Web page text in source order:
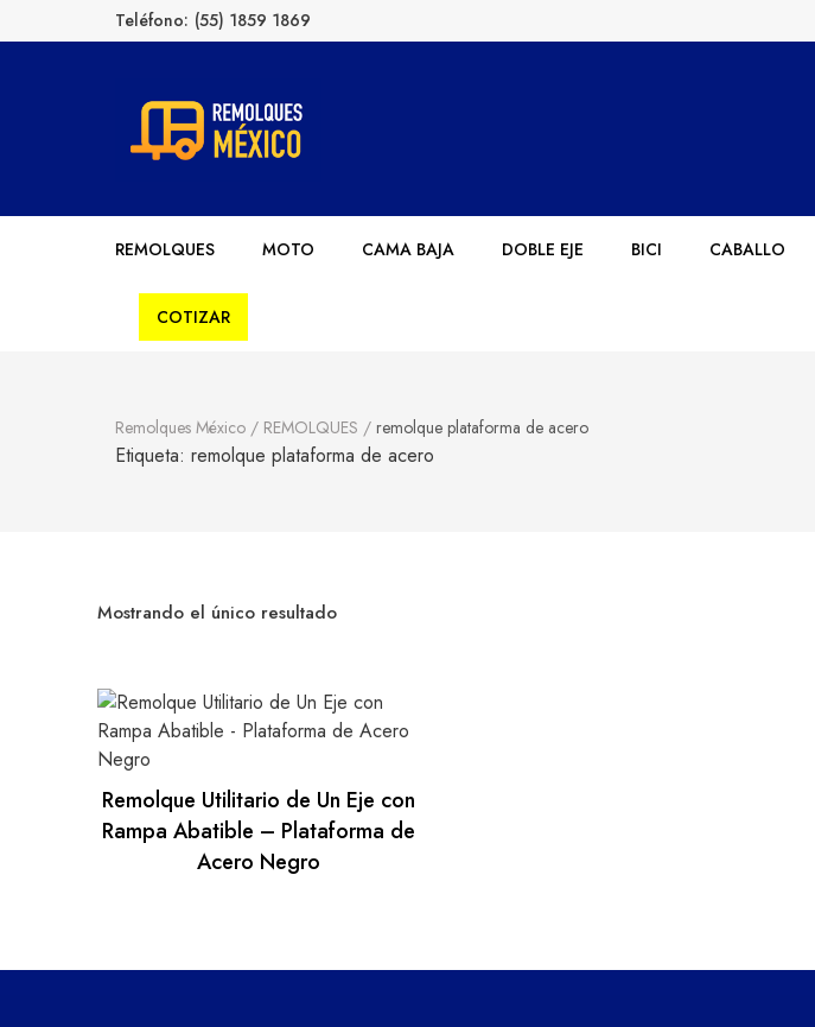
Teléfono: (55) 1859 1869
Remolques México
REMOLQUES MOTO CAMA BAJA DOBLE EJE BICI CABALLO
COTIZAR
Remolques México / REMOLQUES / remolque plataforma de acero
Etiqueta: remolque plataforma de acero
Mostrando el único resultado
Remolque Utilitario de Un Eje con
Rampa Abatible – Plataforma de
Acero Negro